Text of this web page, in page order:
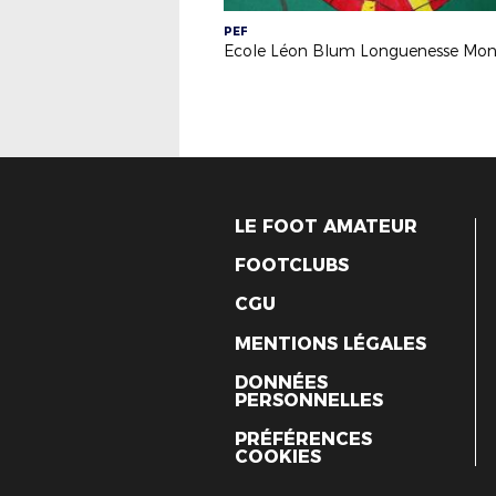
PEF
LE FOOT AMATEUR
FOOTCLUBS
CGU
MENTIONS LÉGALES
DONNÉES
PERSONNELLES
PRÉFÉRENCES
COOKIES